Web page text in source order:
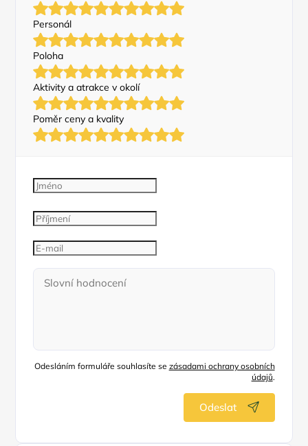
Personál
Poloha
Aktivity a atrakce v okolí
Poměr ceny a kvality
Odesláním formuláře souhlasíte se zásadami ochrany osobních
údajů.
Odeslat